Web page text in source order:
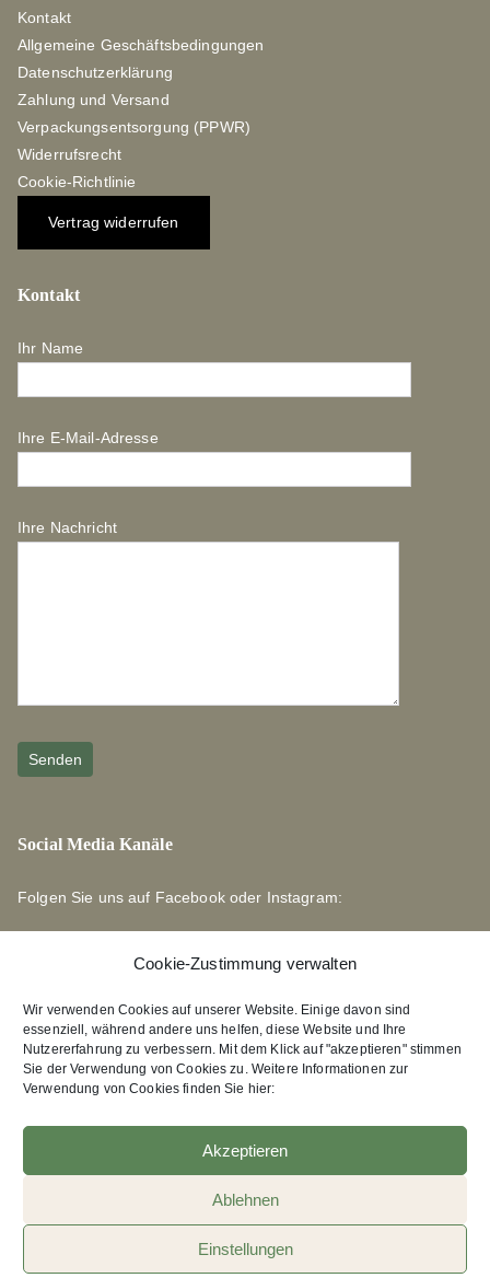
Cookie-Zustimmung verwalten
Wir verwenden Cookies auf unserer Website. Einige davon sind
essenziell, während andere uns helfen, diese Website und Ihre
Nutzererfahrung zu verbessern. Mit dem Klick auf "akzeptieren" stimmen
Sie der Verwendung von Cookies zu. Weitere Informationen zur
Verwendung von Cookies finden Sie hier:
Akzeptieren
Ablehnen
Einstellungen
Kontakt
Allgemeine Geschäftsbedingungen
Datenschutzerklärung
Zahlung und Versand
Verpackungsentsorgung (PPWR)
Widerrufsrecht
Cookie-Richtlinie
Vertrag widerrufen
Kontakt
Ihr Name
Ihre E-Mail-Adresse
Ihre Nachricht
Social Media Kanäle
Folgen Sie uns auf Facebook oder Instagram:
Links zu unseren Partnerverlagen
Edition Bärenklau